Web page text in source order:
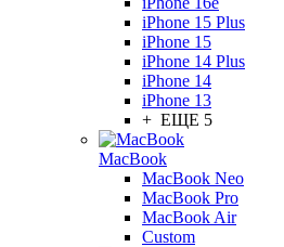
iPhone 15 Plus
iPhone 15
iPhone 14 Plus
iPhone 14
iPhone 13
+ ЕЩЕ 5
MacBook
MacBook Neo
MacBook Pro
MacBook Air
Custom